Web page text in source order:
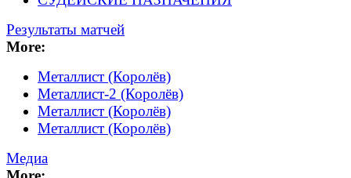
Результаты матчей
More:
Металлист (Королёв)
Металлист-2 (Королёв)
Металлист (Королёв)
Металлист (Королёв)
Медиа